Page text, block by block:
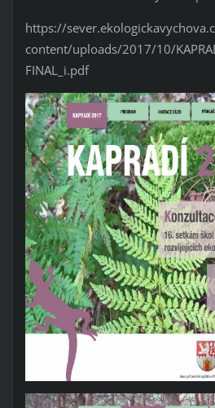
https://
content/uploads/2017/10/
FINAL_i.pdf